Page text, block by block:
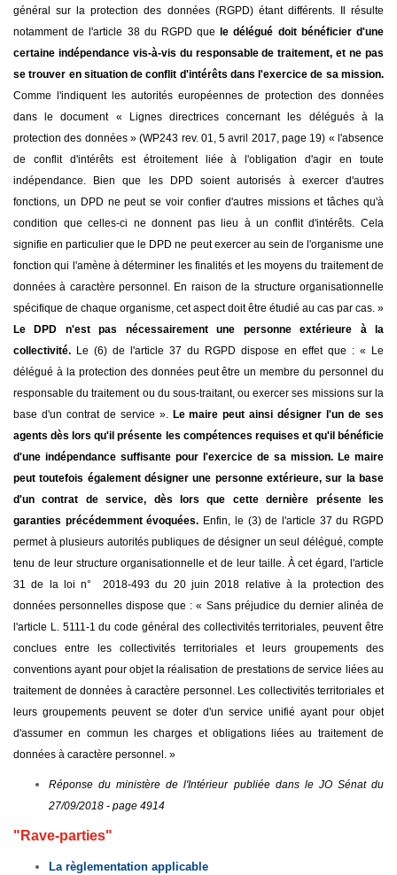
général sur la protection des données (RGPD) étant différents. Il résulte
notamment de l'article 38 du RGPD que
le délégué doit bénéficier d'une
certaine indépendance vis-à-vis du responsable de traitement, et ne pas
se trouver en situation de conflit d'intérêts dans l'exercice de sa mission.
Comme l'indiquent les autorités européennes de protection des données
dans le document « Lignes directrices concernant les délégués à la
protection des données » (WP243 rev. 01, 5 avril 2017, page 19) « l'absence
de conflit d'intérêts est étroitement liée à l'obligation d'agir en toute
indépendance. Bien que les DPD soient autorisés à exercer d'autres
fonctions, un DPD ne peut se voir confier d'autres missions et tâches qu'à
condition que celles-ci ne donnent pas lieu à un conflit d'intérêts. Cela
signifie en particulier que le DPD ne peut exercer au sein de l'organisme une
fonction qui l'amène à déterminer les finalités et les moyens du traitement de
données à caractère personnel. En raison de la structure organisationnelle
spécifique de chaque organisme, cet aspect doit être étudié au cas par cas. »
Le DPD n'est pas nécessairement une personne extérieure à la
collectivité. Le (6) de l'article 37 du RGPD dispose en effet que : « Le
délégué à la protection des données peut être un membre du personnel du
responsable du traitement ou du sous-traitant, ou exercer ses missions sur la
base d'un contrat de service ». Le maire peut ainsi désigner l'un de ses
agents dès lors qu'il présente les compétences requises et qu'il bénéficie
d'une indépendance suffisante pour l'exercice de sa mission. Le maire
peut toutefois également désigner une personne extérieure, sur la base
d'un contrat de service, dès lors que cette dernière présente les
garanties précédemment évoquées. Enfin, le (3) de l'article 37 du RGPD
permet à plusieurs autorités publiques de désigner un seul délégué, compte
tenu de leur structure organisationnelle et de leur taille. À cet égard, l'article
31 de la loi n° 2018-493 du 20 juin 2018 relative à la protection des
données personnelles dispose que : « Sans préjudice du dernier alinéa de
l'article L. 5111-1 du code général des collectivités territoriales, peuvent être
conclues entre les collectivités territoriales et leurs groupements des
conventions ayant pour objet la réalisation de prestations de service liées au
traitement de données à caractère personnel. Les collectivités territoriales et
leurs groupements peuvent se doter d'un service unifié ayant pour objet
d'assumer en commun les charges et obligations liées au traitement de
données à caractère personnel. »
Réponse du ministère de l'Intérieur publiée dans le JO Sénat du
27/09/2018 - page 4914
"Rave-parties"
La règlementation applicable